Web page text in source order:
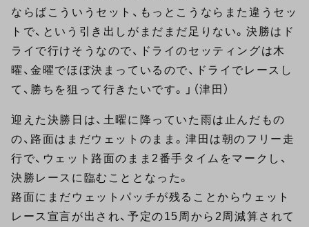
ならばこういうセット、もっとこうならまた違うセッ
トで、という引き出しがまだまだ足りない。決勝はド
ライで行けそうなので、ドライのセッティングは木
曜、金曜でほぼ決まっているので、ドライでレースし
て、勝ちを狙って行きたいです。」（津田）
迎えた決勝日は、土曜に降っていた雨は止んだもの
の、路面はまだウェットのまま。津田は朝のフリー走
行で、ウェット路面のまま2番手タイムをマークし、
決勝レースに臨むこととなった。
路面にまだウェットパッチが残ることからウェット
レース宣言が出され、予定の15周から2周減算されて